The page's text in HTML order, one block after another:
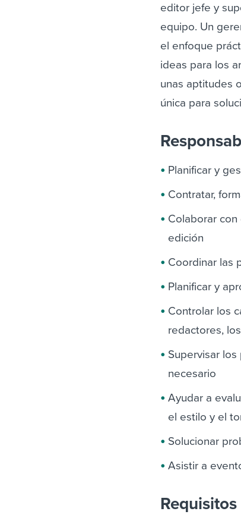
editor jefe y
equipo. Un
el enfoque
ideas para los
unas aptitudes
única para
Planificar y
Contratar,
Colaborar
edición
Coordinar las
Planificar y
Controlar los
redactores,
Supervisar
necesario
Ayudar a
el estilo y el
Solucionar
Asistir a
Requisitos